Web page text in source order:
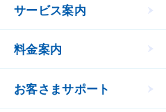
サービス案内
料金案内
お客さまサポート